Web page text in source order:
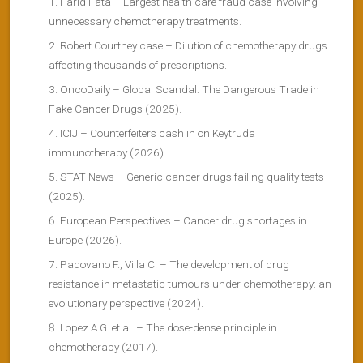
unnecessary chemotherapy treatments.
Robert Courtney case – Dilution of chemotherapy drugs
affecting thousands of prescriptions.
OncoDaily – Global Scandal: The Dangerous Trade in
Fake Cancer Drugs (2025).
ICIJ – Counterfeiters cash in on Keytruda
immunotherapy (2026).
STAT News – Generic cancer drugs failing quality tests
(2025).
European Perspectives – Cancer drug shortages in
Europe (2026).
Padovano F., Villa C. – The development of drug
resistance in metastatic tumours under chemotherapy: an
evolutionary perspective (2024).
Lopez A.G. et al. – The dose-dense principle in
chemotherapy (2017).